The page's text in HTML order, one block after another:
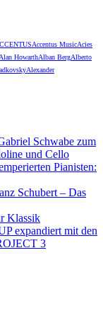
Accentus MusicAcies
HowarthAlban BergAlberto
Alexander
Schwabe zum
und Cello
Pianisten:
Schubert – Das
Klassik
expandiert mit den
3